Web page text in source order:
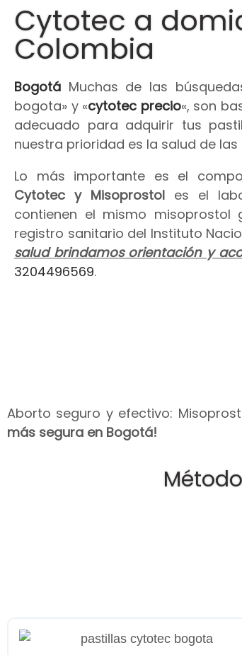
Cytotec a
Colombia
Bogotá Muchas de las
bogota» y «cytotec precio«, son
adecuado para adquirir tus
nuestra prioridad es la salud de las
Lo más importante es el
Cytotec y Misoprostol es el
contienen el mismo misoprostol
registro sanitario del Instituto
salud brindamos orientación y
3204496569.
Aborto seguro y efectivo:
más segura en Bogotá!